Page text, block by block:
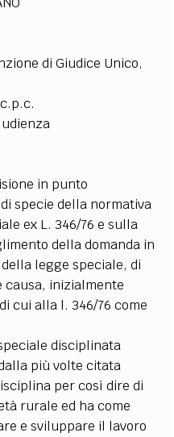
di Giudice Unico,
in punto
specie della normativa
ex L. 346/76 e sulla
della domanda in
legge speciale, di
causa, inizialmente
cui alla l. 346/76 come
disciplinata
più volte citata
per così dire di
rurale ed ha come
e sviluppare il lavoro